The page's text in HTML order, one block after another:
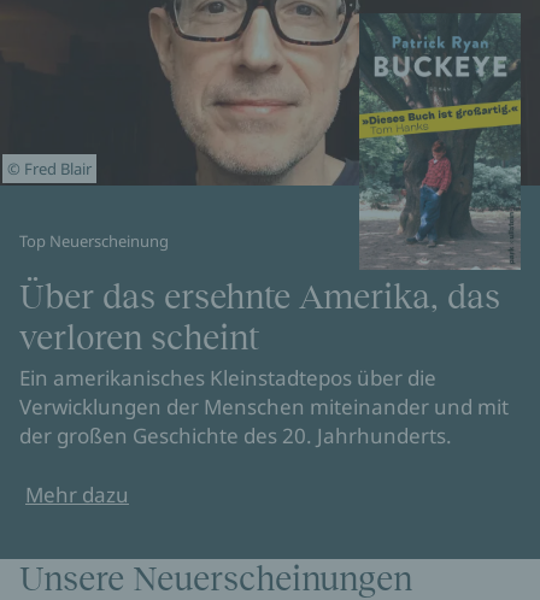
als
unsere Vergänglichkeit und
Gefangen.
Ein Mann, der sie zur
© Fred Blair
Top Neuerscheinung
Über das ersehnte Amerika, das
verloren scheint
Ein amerikanisches Kleinstadtepos über die
Verwicklungen der Menschen miteinander und mit
der großen Geschichte des 20. Jahrhunderts.
Mehr dazu
dem wird
Krimi. Ab dem 27. August!
Safe Space. 22
der den Frauen gehört.
den
vom Nicht-genug-Sein
Unsere Neuerscheinungen